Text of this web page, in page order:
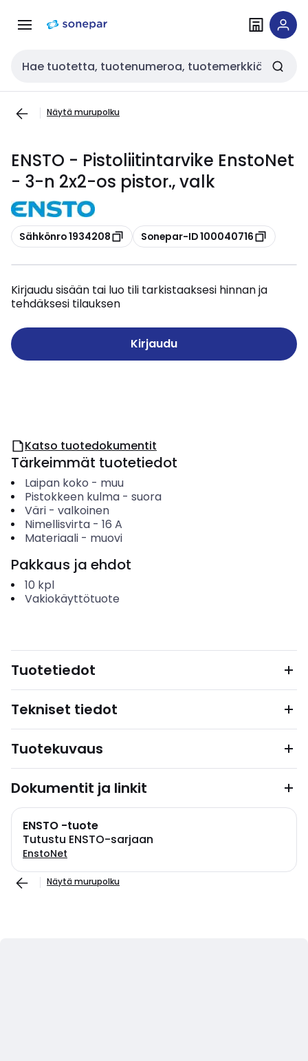
navigointiinsisältöön
Haku
Näytä murupolku
ENSTO - Pistoliitintarvike EnstoNet
- 3-n 2x2-os pistor., valk
Kopioi
Sähkönro 1934208 Kopioi
Sonepar-ID 100040716
Kirjaudu sisään tai luo tili tarkistaaksesi hinnan ja
tehdäksesi tilauksen
Kirjaudu
Katso tuotedokumentit
Tärkeimmät tuotetiedot
Laipan koko - muu
Pistokkeen kulma- suora
Väri- valkoinen
Nimellisvirta- 16 A
Materiaali- muovi
Pakkaus ja ehdot
10 kpl
Vakiokäyttötuote
Tuotetiedot
Tekniset tiedot
Tuotekuvaus
Dokumentit ja linkit
ENSTO -tuote
Tutustu ENSTO-sarjaan
EnstoNet
Näytä murupolku